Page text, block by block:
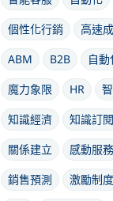
個性化行銷
高速
ABM
B2B
自
魔力象限
HR
知識經濟
知識訂閱
關係建立
感動服務
銷售預測
激勵制度